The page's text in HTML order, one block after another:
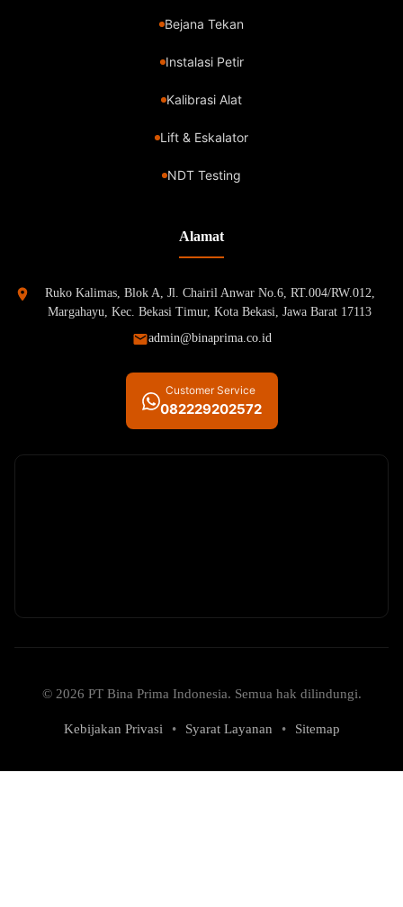
Bejana Tekan
Instalasi Petir
Kalibrasi Alat
Lift & Eskalator
NDT Testing
Alamat
Ruko Kalimas, Blok A, Jl. Chairil Anwar No.6, RT.004/RW.012,
Margahayu, Kec. Bekasi Timur, Kota Bekasi, Jawa Barat 17113
admin@binaprima.co.id
Customer Service
082229202572
© 2026 PT Bina Prima Indonesia. Semua hak dilindungi.
Kebijakan Privasi • Syarat Layanan • Sitemap